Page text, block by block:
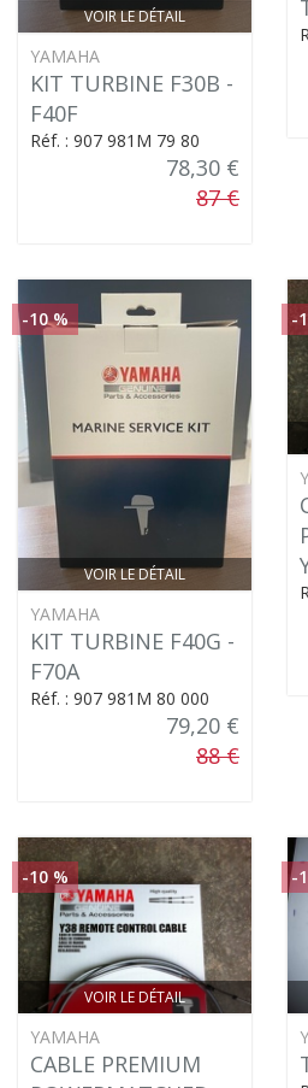
VOIR LE DÉTAIL
YAMAHA
KIT TURBINE F30B -
F40F
Réf. : 907 981M 79 80
78,30 €
87 €
VOIR LE DÉTAIL
-10 %
YAMAHA
KIT TURBINE F40G -
F70A
Réf. : 907 981M 80 000
79,20 €
88 €
-
VOIR LE DÉTAIL
-10 %
YAMAHA
CABLE PREMIUM
-